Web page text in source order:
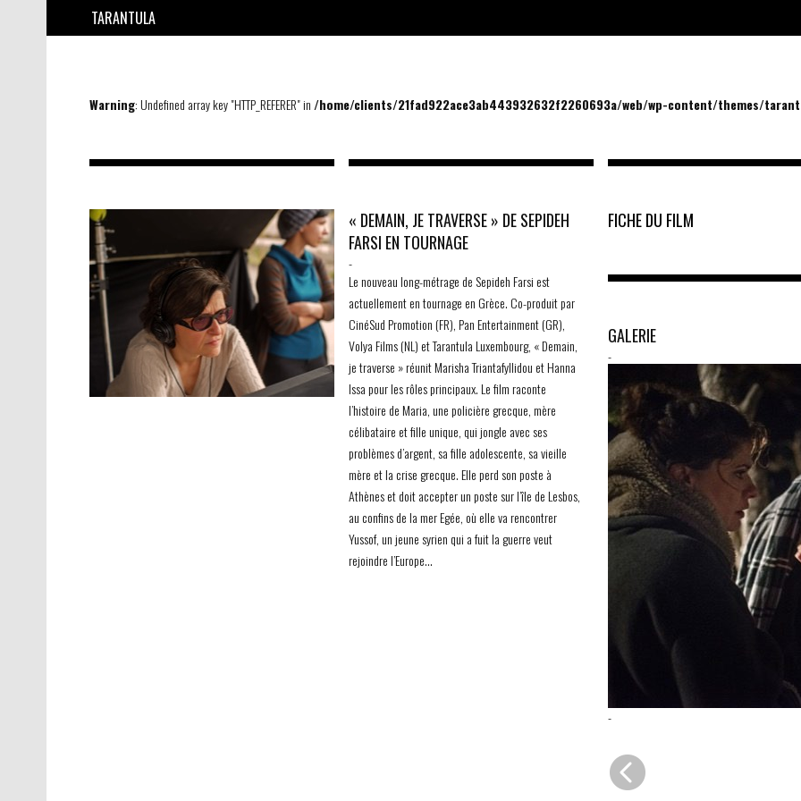
TARANTULA
Warning: Undefined array key "HTTP_REFERER" in /home/clients/21fad922ace3ab443932632f2260693a/web/wp-content/themes/
« DEMAIN, JE TRAVERSE » DE SEPIDEH
FARSI EN TOURNAGE
-
Le nouveau long-métrage de Sepideh Farsi est
actuellement en tournage en Grèce. Co-produit par
CinéSud Promotion (FR), Pan Entertainment (GR),
Volya Films (NL) et Tarantula Luxembourg, « Demain,
je traverse » réunit Marisha Triantafyllidou et Hanna
Issa pour les rôles principaux. Le film raconte
l’histoire de Maria, une policière grecque, mère
célibataire et fille unique, qui jongle avec ses
problèmes d’argent, sa fille adolescente, sa vieille
mère et la crise grecque. Elle perd son poste à
Athènes et doit accepter un poste sur l’île de Lesbos,
au confins de la mer Egée, où elle va rencontrer
Yussof, un jeune syrien qui a fuit la guerre veut
rejoindre l’Europe…
FICHE DU FILM
GALERIE
-
-